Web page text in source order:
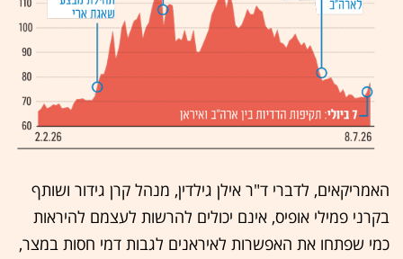
האמריקאים, לדברי ד"ר אילן גילדין, מנהל קרן גידור ושותף
בקרני פמילי אופיס, אינם יכולים להרשות לעצמם להיראות
כמי שפתחו את האפשרות לאיראנים לגבות דמי חסות במצר,